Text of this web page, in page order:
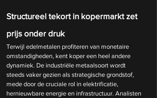
Structureel tekort in kopermarkt zet
prijs onder druk
Terwijl edelmetalen profiteren van monetaire
omstandigheden, kent koper een heel andere
dynamiek. De industriële metaalsoort wordt
steeds vaker gezien als strategische grondstof,
mede door de cruciale rol in elektrificatie,
hernieuwbare energie en infrastructuur. Analisten